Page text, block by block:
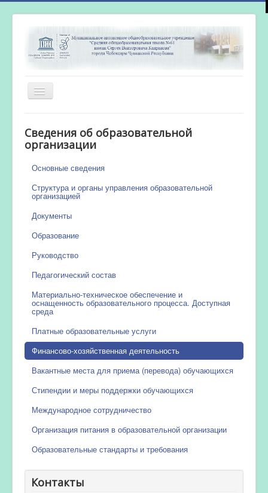
Включить/
выключить
Новости
Сведения об образовательной
организации
Основные сведения
Структура и органы управления образовательной
организацией
Документы
Образование
Руководство
Педагогический состав
Материально-техническое обеспечение и
оснащенность образовательного процесса. Доступная
среда
Платные образовательные услуги
Финансово-хозяйственная деятельность
Вакантные места для приема (перевода) обучающихся
Стипендии и меры поддержки обучающихся
Международное сотрудничество
Организация питания в образовательной организации
Образовательные стандарты и требования
Контакты